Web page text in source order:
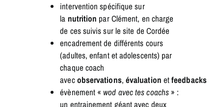
intervention spécifique sur
la nutrition par Clément, en charge
de ces suivis sur le site de Cordée
encadrement de différents cours
(adultes, enfant et adolescents) par
chaque coach
avecobservations, évaluation etfeedbacks
évènement «wod avec tes coachs» :
un entrainement géant avec deux